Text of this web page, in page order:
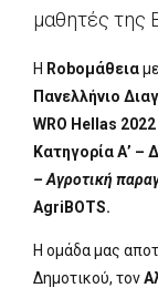
μαθητές της
Η Roboμάθεια
Πανελλήνιο
WRO Hellas 2022
Κατηγορία Α’ –
– Αγροτική
AgriBOTS.
Η ομάδα μας
Δημοτικού, τον